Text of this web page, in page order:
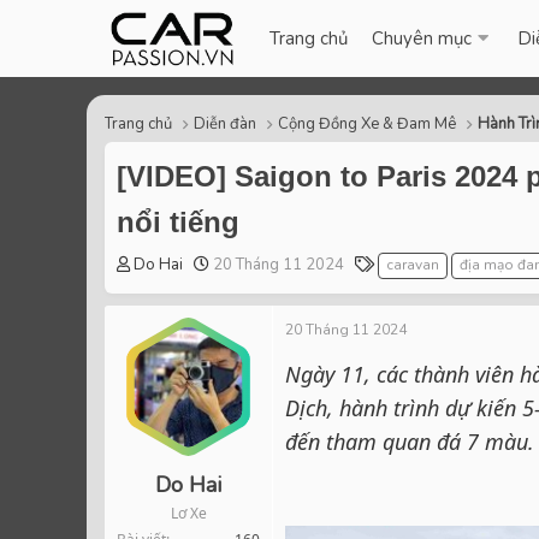
Trang chủ Chuyên mục
Trang chủ Diễn đàn Cộng Đồng Xe & Đam Mê Hành
[VIDEO] Saigon to Paris
nổi tiếng
T
r
a
d
s
t
Do Hai
S
a
r
t
d
a
t
20 Tháng 11 2024
T
a
g
s
caravan địa mạo
Do Hai
Lơ Xe
20 Tháng 11 2024
Ngày 11, các thành viên
Dịch, hành trình dự kiến
đến tham quan đá 7 màu.